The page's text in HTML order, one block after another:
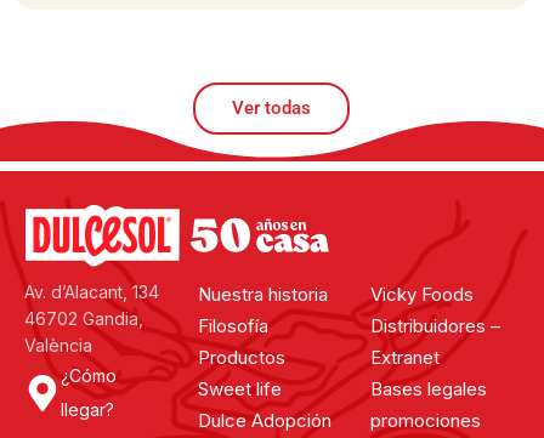
Ver todas
Av. d’Alacant, 134
46702 Gandia,
València
¿Cómo
llegar?
Nuestra historia
Filosofía
Productos
Sweet life
Dulce Adopción
Vicky Foods
Distribuidores –
Extranet
Bases legales
promociones